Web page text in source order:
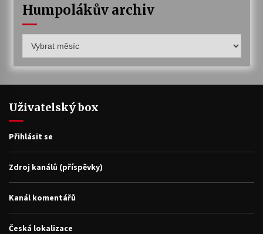
Humpolákův archiv
archiv
Uživatelský box
Přihlásit se
Zdroj kanálů (příspěvky)
Kanál komentářů
Česká lokalizace